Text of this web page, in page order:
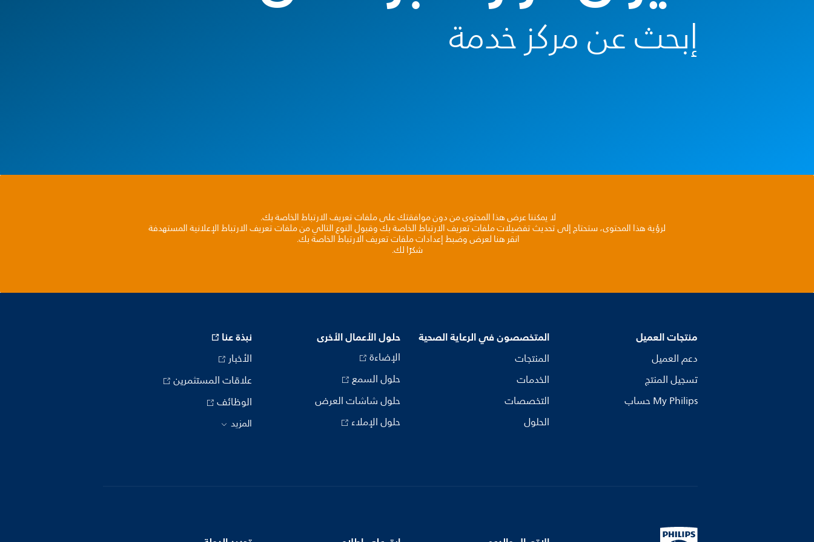
إبحث عن مركز خدمة
لا يمكننا عرض هذا المحتوى من دون موافقتك على ملفات تعريف الارتباط الخاصة بك.
لرؤية هذا المحتوى، ستحتاج إلى تحديث تفضيلات ملفات تعريف الارتباط الخاصة بك وقبول النوع التالي من ملفات تعريف الارتباط الإعلانية المستهدفة
انقر هنا لعرض وضبط إعدادات ملفات تعريف الارتباط الخاصة بك.
شكرًا لك.
منتجات العميل
دعم العميل
تسجيل المنتج
My Philips حساب
المتخصصون في الرعاية الصحية
المنتجات
الخدمات
التخصصات
الحلول
حلول الأعمال الأخرى
الإضاءة
حلول السمع
حلول شاشات العرض
حلول الإملاء
نبذة عنا
الأخبار
علاقات المستثمرين
الوظائف
المزيد